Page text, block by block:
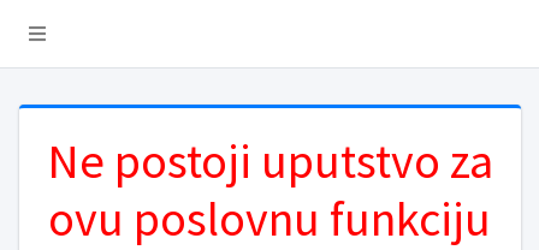
Ne postoji uputstvo za
ovu poslovnu funkciju